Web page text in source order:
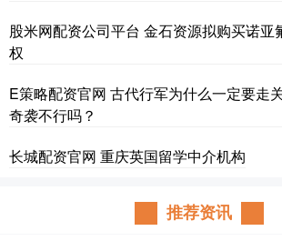
股米网配资公司平台 金石资源拟购买诺亚
权
E策略配资官网 古代行军为什么一定要走
奇袭不行吗？
长城配资官网 重庆英国留学中介机构
推荐资讯